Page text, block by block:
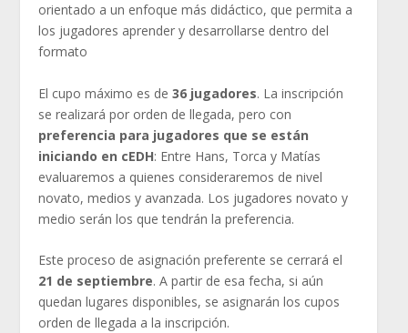
orientado a un enfoque más didáctico, que permita a
los jugadores aprender y desarrollarse dentro del
formato
El cupo máximo es de36 jugadores. La inscripción
se realizará por orden de llegada, pero con
preferencia para jugadores que se están
iniciando en cEDH: Entre Hans, Torca y Matías
evaluaremos a quienes consideraremos de nivel
novato, medios y avanzada. Los jugadores novato y
medio serán los que tendrán la preferencia.
Este proceso de asignación preferente se cerrará el
21 de septiembre. A partir de esa fecha, si aún
quedan lugares disponibles, se asignarán los cupos
orden de llegada a la inscripción.